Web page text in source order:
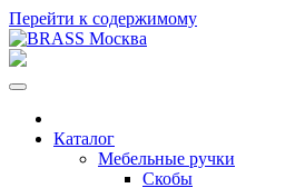
Перейти к содержимому
Каталог
Мебельные ручки
Скобы